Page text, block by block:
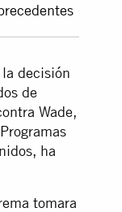
decisión
de
Wade,
ha
tomara